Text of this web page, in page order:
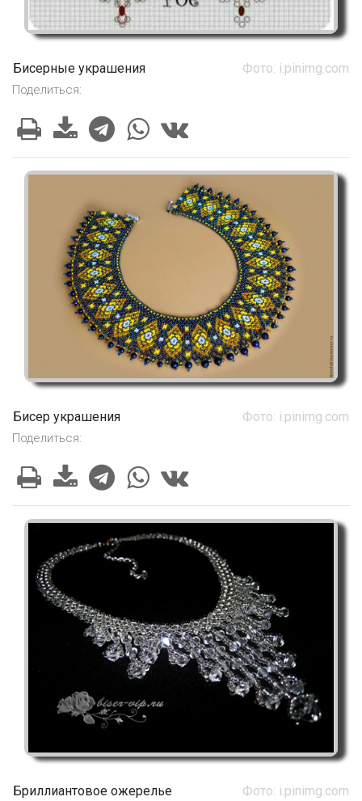
Бисерные украшения Фото: i.pinimg.com
Поделиться:
Бисер украшения Фото: i.pinimg.com
Поделиться:
Бриллиантовое ожерелье Фото: i.pinimg.com